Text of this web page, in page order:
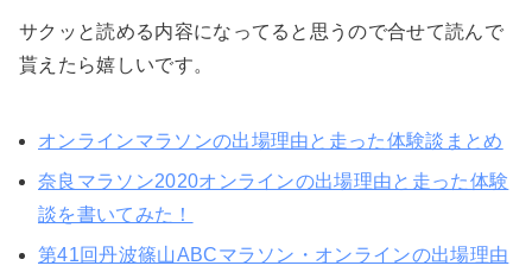
サクッと読める内容になってると思うので合せて読んで
貰えたら嬉しいです。
オンラインマラソンの出場理由と走った体験談まとめ
奈良マラソン2020オンラインの出場理由と走った体験
談を書いてみた！
第41回丹波篠山ABCマラソン・オンラインの出場理由